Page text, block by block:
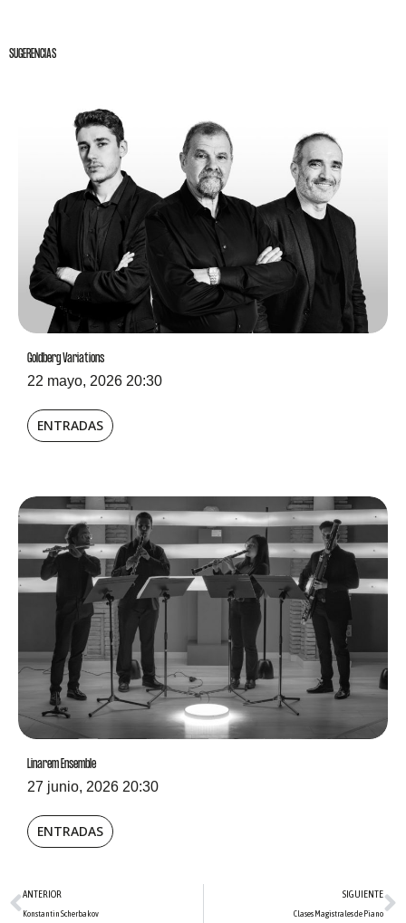
SUGERENCIAS
Goldberg Variations
22 mayo, 2026 20:30
ENTRADAS
Linarem Ensemble
27 junio, 2026 20:30
ENTRADAS
Ant
ANTERIOR
Konstantin Scherbakov
SIGUIENTE
Clases Magistrales de Piano